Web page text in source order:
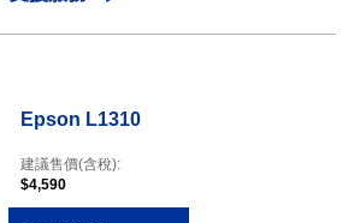
Epson L1310
建議售價(含稅):
$4,590